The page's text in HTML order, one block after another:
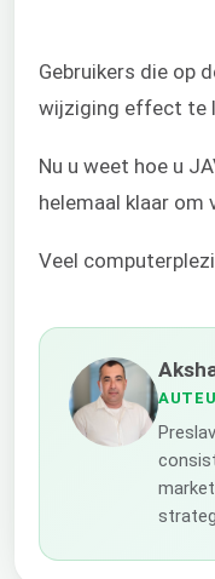
Gebruikers die op
wijziging effect te
Nu u weet hoe u
helemaal klaar om
Veel